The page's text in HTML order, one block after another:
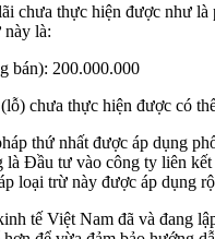
chưa thực hiện được như
là:
bán): 200.000.000
chưa thực hiện được có
thứ nhất được áp dụng
Đầu tư vào công ty liên
loại trừ này được áp dụng
tế Việt Nam đã và đang